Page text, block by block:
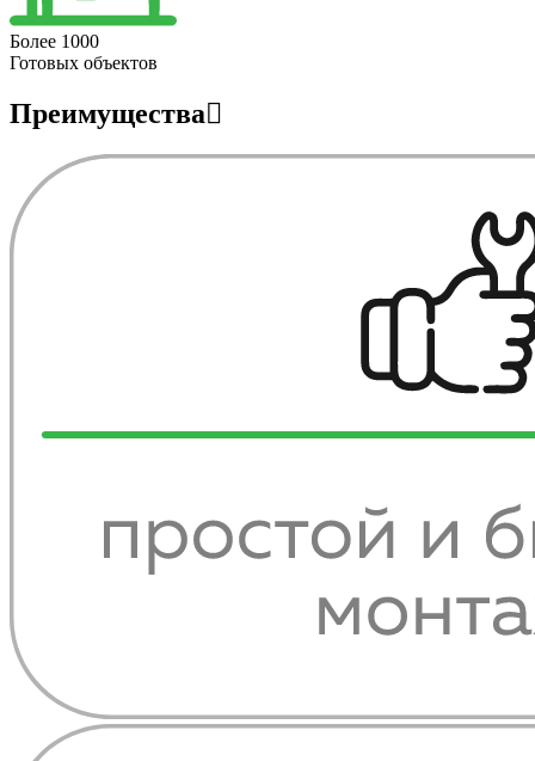
Более 1000
Готовых объектов
Преимущества